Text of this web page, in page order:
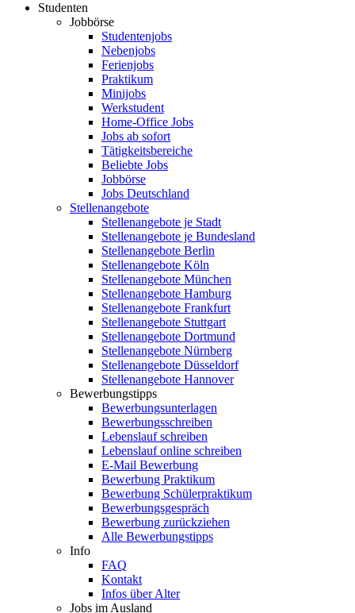
Studenten
Jobbörse
Studentenjobs
Nebenjobs
Ferienjobs
Praktikum
Minijobs
Werkstudent
Home-Office Jobs
Jobs ab sofort
Tätigkeitsbereiche
Beliebte Jobs
Jobbörse
Jobs Deutschland
Stellenangebote
Stellenangebote je Stadt
Stellenangebote je Bundesland
Stellenangebote Berlin
Stellenangebote Köln
Stellenangebote München
Stellenangebote Hamburg
Stellenangebote Frankfurt
Stellenangebote Stuttgart
Stellenangebote Dortmund
Stellenangebote Nürnberg
Stellenangebote Düsseldorf
Stellenangebote Hannover
Bewerbungstipps
Bewerbungsunterlagen
Bewerbungsschreiben
Lebenslauf schreiben
Lebenslauf online schreiben
E-Mail Bewerbung
Bewerbung Praktikum
Bewerbung Schülerpraktikum
Bewerbungsgespräch
Bewerbung zurückziehen
Alle Bewerbungstipps
Info
FAQ
Kontakt
Infos über Alter
Jobs im Ausland